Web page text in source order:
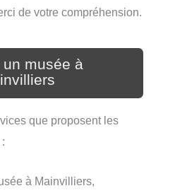
de votre compréhension.
musée à
que proposent les
à Mainvilliers,